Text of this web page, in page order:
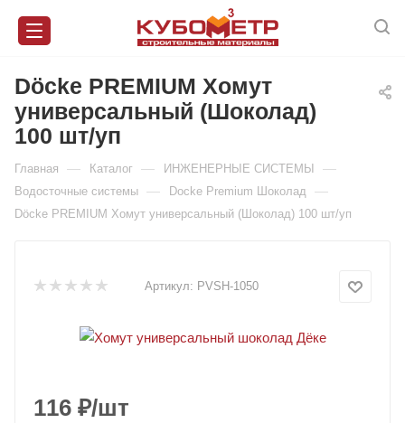
Döcke PREMIUM Хомут
универсальный (Шоколад)
100 шт/уп
Главная — Каталог — ИНЖЕНЕРНЫЕ СИСТЕМЫ —
Водосточные системы — Docke Premium Шоколад —
Döcke PREMIUM Хомут универсальный (Шоколад) 100 шт/уп
Артикул: PVSH-1050
116 ₽/шт